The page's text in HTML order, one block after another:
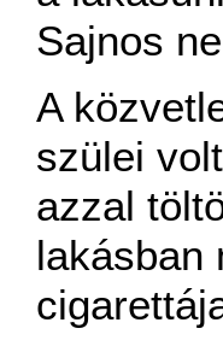
Sajnos
A
szülei
azzal
lakásban